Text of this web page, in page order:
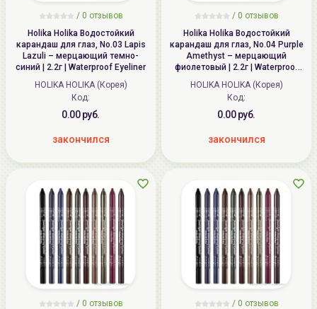
/ 0 отзывов
Holika Holika Водостойкий
карандаш для глаз, No.03 Lapis
Lazuli – мерцающий темно-
синий | 2.2г | Waterproof Eyeliner
HOLIKA HOLIKA (Корея)
Код:
0.00 руб.
закончился
/ 0 отзывов
Holika Holika Водостойкий
карандаш для глаз, No.04 Purple
Amethyst – мерцающий
фиолетовый | 2.2г | Waterproof
HOLIKA HOLIKA (Корея)
Код:
0.00 руб.
закончился
/ 0 отзывов
/ 0 отзывов